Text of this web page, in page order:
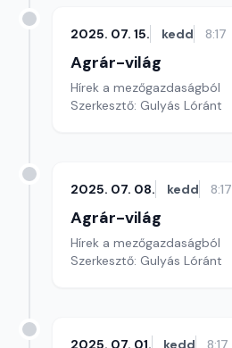
2025. 07. 15. kedd 8:17
Agrár-világ
Hírek a mezőgazdaságból
Szerkesztő: Gulyás Lóránt
2025. 07. 08. kedd 8:17
Agrár-világ
Hírek a mezőgazdaságból
Szerkesztő: Gulyás Lóránt
2025. 07. 01. kedd 8:17